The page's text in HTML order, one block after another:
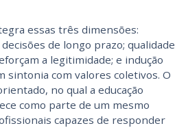
essas três dimensões:
de longo prazo; qualidade
a legitimidade; e indução
sintonia com valores coletivos. O
no qual a educação
como parte de um mesmo
capazes de responder